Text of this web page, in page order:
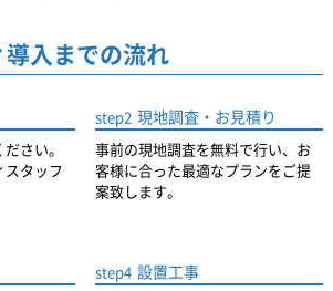
入までの流れ
さい。
タッフ
step2 現地調査・お見積り
事前の現地調査を無料で行い、お
客様に合った最適なプランをご提
案致します。
step4 設置工事